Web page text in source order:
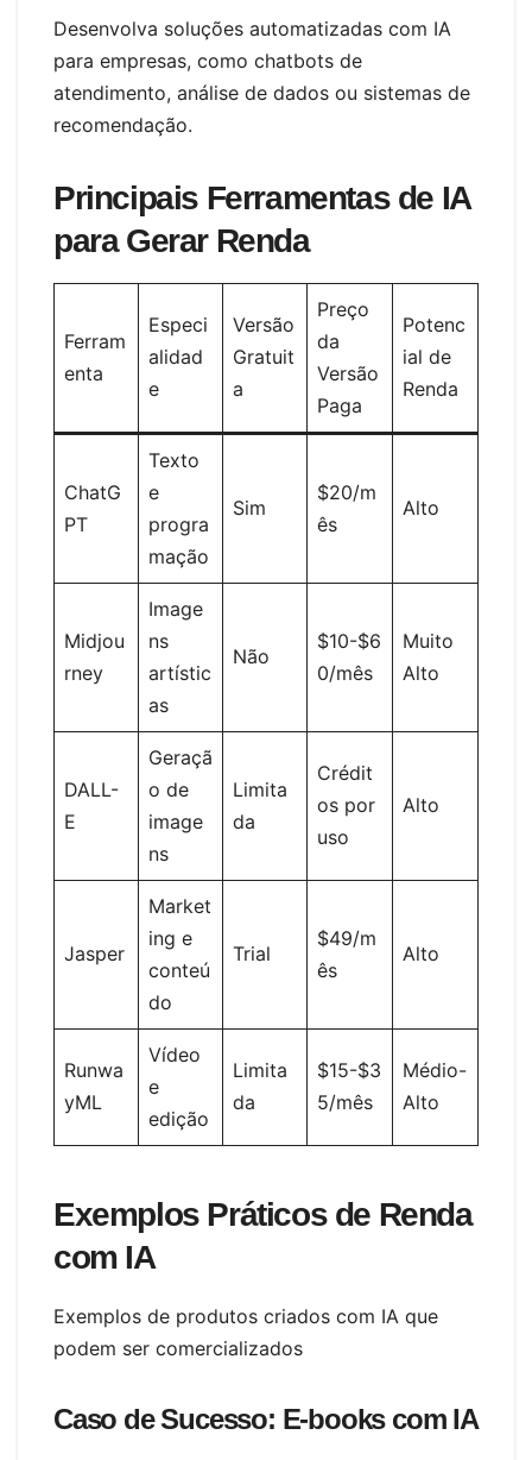
Desenvolva soluções automatizadas com IA
para empresas, como chatbots de
atendimento, análise de dados ou sistemas de
recomendação.
Principais Ferramentas de IA
para Gerar Renda
Ferram
enta
Especi
alidad
e
Versão
Gratuit
a
Preço
da
Versão
Paga
Potenc
ial de
Renda
ChatG
PT
Texto
e
progra
mação
Sim
$20/m
ês
Alto
Midjou
rney
Image
ns
artístic
as
Não
$10-$6
0/mês
Muito
Alto
DALL-
E
Geraçã
o de
image
ns
Limita
da
Crédit
os por
uso
Alto
Jasper
Market
ing e
conteú
do
Trial
$49/m
ês
Alto
Runwa
yML
Vídeo
e
edição
Limita
da
$15-$3
5/mês
Médio-
Alto
Exemplos Práticos de Renda
com IA
Exemplos de produtos criados com IA que
podem ser comercializados
Caso de Sucesso: E-books com IA